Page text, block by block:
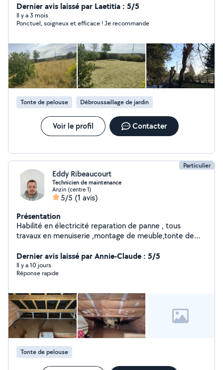
mes services avec soin et efficacité: Tonte de pelouse
Taille de haies Débroussaillage Petit terrassement
Évacuation des déchets verts Dessouchage Élagage
bientôt pour embellir vos extérieurs !
Dernier avis laissé par Laetitia : 5/5
Il y a 3 mois
Ponctuel, soigneux et efficace ! Je recommande
Tonte de pelouse Débroussaillage de jardin
Voir le profil Contacter
Particulier
Eddy Ribeaucourt
Technicien de maintenance
Anzin (centre 1)
5/5 (1 avis)
Présentation
Habilité en électricité reparation de panne , tous
travaux en menuiserie ,montage de meuble,tonte de
Dernier avis laissé par Annie-Claude : 5/5
Il y a 10 jours
Réponse rapide
Tonte de pelouse